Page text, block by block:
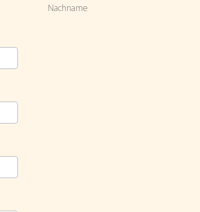
Nachname